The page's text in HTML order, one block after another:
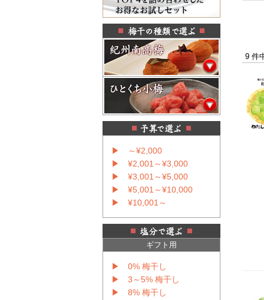
▶ ～¥2,000
▶ ¥2,001～¥3,000
▶ ¥3,001～¥5,000
▶ ¥5,001～¥10,000
▶ ¥10,001～
ギフト用
▶ 0% 梅干し
▶ 3～5% 梅干し
▶ 8% 梅干し
9 件